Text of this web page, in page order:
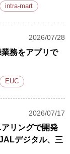
intra-mart
2026/07/28
務をアプリで
EUC
2026/07/17
リングで開発
デジタル、三